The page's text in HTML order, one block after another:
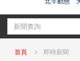
首頁 即時新聞